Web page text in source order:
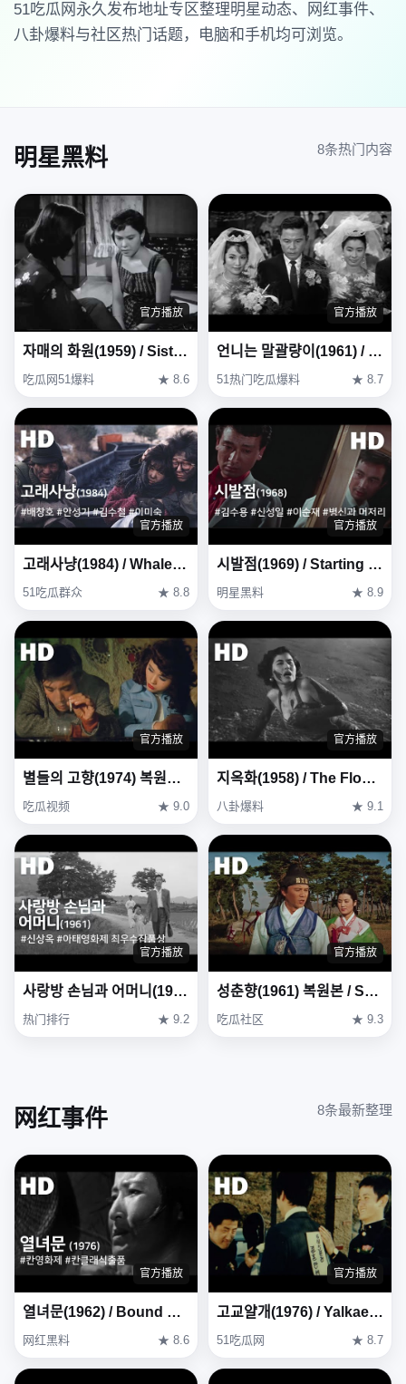
51吃瓜网永久发布地址专区整理明星动态、网红事件、
八卦爆料与社区热门话题，电脑和手机均可浏览。
明星黑料 8条热门内容
官方播放
자매의 화원(1959) / Sisters' Garden (Jamaeui Hwawon)
吃瓜网51爆料 ★ 8.6
官方播放
언니는 말괄량이(1961) / My Sister Is a Hussy ( Eonni-neun Malgwallyang-i )
51热门吃瓜爆料 ★ 8.7
官方播放
고래사냥(1984) / Whale Hunting (Goraesanyang)
51吃瓜群众 ★ 8.8
官方播放
시발점(1969) / Starting Point (Sibaljeom)
明星黑料 ★ 8.9
官方播放
별들의 고향(1974) 복원본 / Heavenly homecoming to stars (Byeoldeul-ui gohyang) Restoration Ver
吃瓜视频 ★ 9.0
官方播放
지옥화(1958) / The Flower in Hell (Ji-ok-hwa)
八卦爆料 ★ 9.1
官方播放
사랑방 손님과 어머니(1961) / Mother and a Guest ( Sarangbang Sonnimgwa Eomeoni )
热门排行 ★ 9.2
官方播放
성춘향(1961) 복원본 / Seong Chun-hyang ( Seong Chun-hyang ) Restoration Version
吃瓜社区 ★ 9.3
网红事件 8条最新整理
官方播放
열녀문(1962) / Bound by Chastity Rule ( Yeollyeomun )
网红黑料 ★ 8.6
官方播放
고교얄개(1976) / Yalkae, A Joker In High School (Gogyo-yalgae) (1976)
51吃瓜网 ★ 8.7